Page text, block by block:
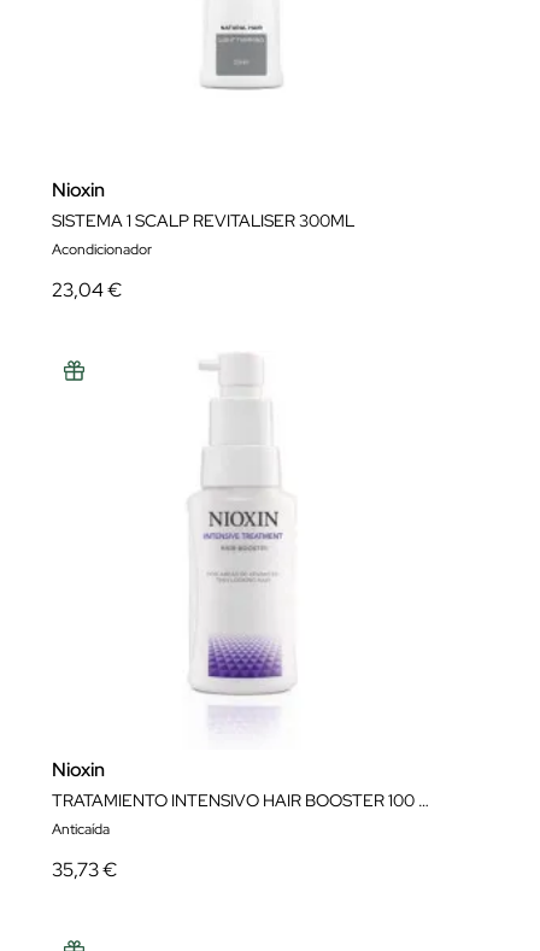
Nioxin
SISTEMA 1 SCALP REVITALISER 300ML
Acondicionador
23,04 €
Nioxin
TRATAMIENTO INTENSIVO HAIR BOOSTER 100 ML.
Anticaída
35,73 €